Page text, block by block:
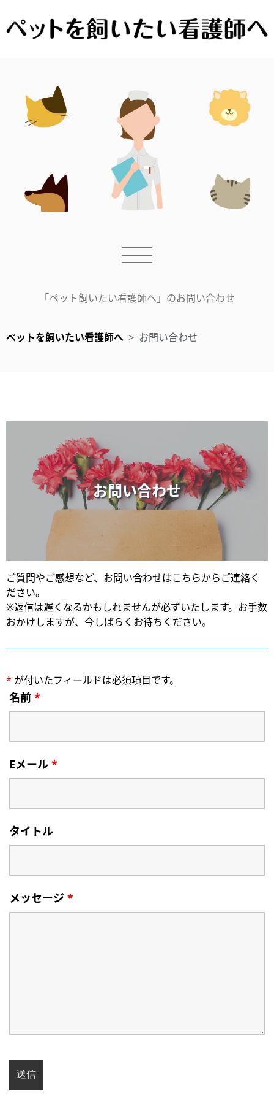
「ペット飼いたい看護師へ」のお問い合わせ
ペットを飼いたい看護師へ > お問い合わせ
お問い合わせ
ご質問やご感想など、お問い合わせはこちらからご連絡く
ださい。
※返信は遅くなるかもしれませんが必ずいたします。お手数
おかけしますが、今しばらくお待ちください。
* が付いたフィールドは必須項目です。
名前 *
Eメール *
タイトル
メッセージ *